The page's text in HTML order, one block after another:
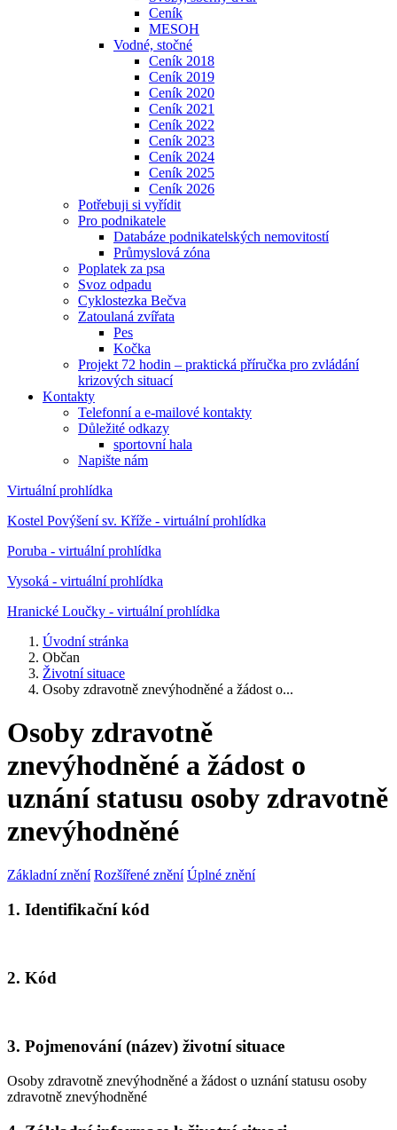
Ceník
MESOH
Vodné, stočné
Ceník 2018
Ceník 2019
Ceník 2020
Ceník 2021
Ceník 2022
Ceník 2023
Ceník 2024
Ceník 2025
Ceník 2026
Potřebuji si vyřídit
Pro podnikatele
Databáze podnikatelských nemovitostí
Průmyslová zóna
Poplatek za psa
Svoz odpadu
Cyklostezka Bečva
Zatoulaná zvířata
Pes
Kočka
Projekt 72 hodin – praktická příručka pro zvládání
krizových situací
Kontakty
Telefonní a e-mailové kontakty
Důležité odkazy
sportovní hala
Napište nám
Virtuální prohlídka
Kostel Povýšení sv. Kříže - virtuální prohlídka
Poruba - virtuální prohlídka
Vysoká - virtuální prohlídka
Hranické Loučky - virtuální prohlídka
Úvodní stránka
Občan
Životní situace
Osoby zdravotně znevýhodněné a žádost o...
Osoby zdravotně
znevýhodněné a žádost o
uznání statusu osoby zdravotně
znevýhodněné
Základní znění Rozšířené znění Úplné znění
1. Identifikační kód
2. Kód
3. Pojmenování (název) životní situace
Osoby zdravotně znevýhodněné a žádost o uznání statusu osoby
zdravotně znevýhodněné